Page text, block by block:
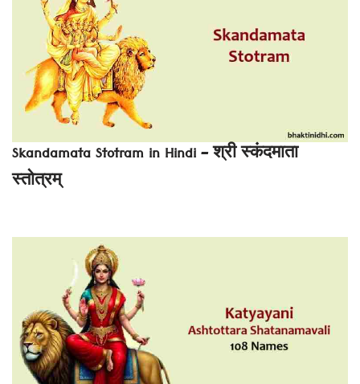
Skandamata Stotram in Hindi – श्री स्कंदमाता
स्तोत्रम्